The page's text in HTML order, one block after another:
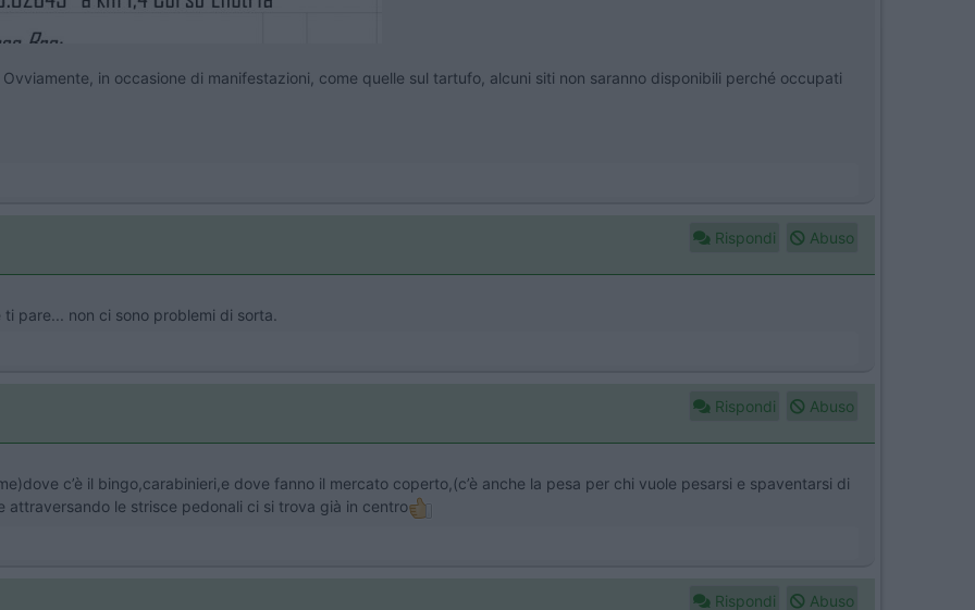
Ovviamente, in occasione di manifestazioni, come quelle sul tartufo, alcuni siti non saranno disponibili perché occupati
Rispondi Abuso
pare... non ci sono problemi di sorta.
Rispondi Abuso
c’è il bingo,carabinieri,e dove fanno il mercato coperto,(c’è anche la pesa per chi vuole pesarsi e spaventarsi di
le strisce pedonali ci si trova già in centro
Rispondi Abuso